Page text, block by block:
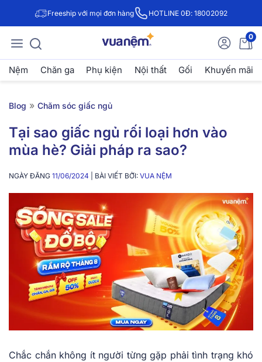
Freeship với mọi đơn hàng HOTLINE 0Đ: 18002092
0
Nệm Chăn ga Phụ kiện Nội thất Gối Khuyến mãi
Blog » Chăm sóc giấc ngủ
Tại sao giấc ngủ rối loại hơn vào
mùa hè? Giải pháp ra sao?
NGÀY ĐĂNG 11/06/2024 | BÀI VIẾT BỞI: VUA NỆM
Chắc chắn không ít người từng gặp phải tình trạng khó